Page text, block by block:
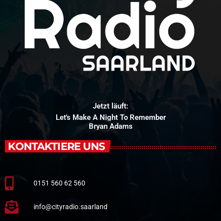
Jetzt läuft:
Let's Make A Night To Remember
Bryan Adams
KONTAKTIERE UNS
0151 560 62 560
info@cityradio.saarland